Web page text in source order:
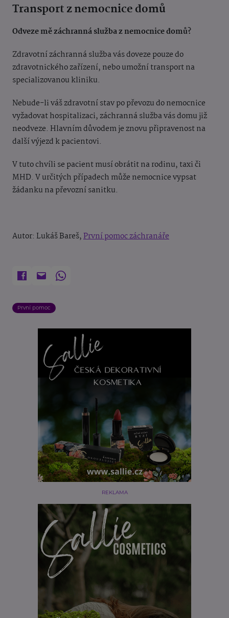
Transport z nemocnice domů
Odveze mě záchranná služba z nemocnice domů?
Zdravotní záchranná služba vás doveze pouze do
zdravotnického zařízení, nebo umožní transport na
specializovanou kliniku.
Nebude-li váš zdravotní stav po převozu do nemocnice
vyžadovat hospitalizaci, záchranná služba vás domu již
neodveze. Hlavním důvodem je znovu připravenost na
další výjezd k pacientovi.
V tuto chvíli se pacient musí obrátit na rodinu, taxi či
MHD. V určitých případech může nemocnice vypsat
žádanku na převozní sanitku.
Autor: Lukáš Bareš,První pomoc záchranáře
První pomoc
REKLAMA